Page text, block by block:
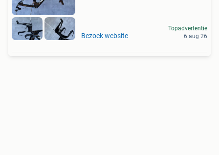
Bezoek website
Topadvertentie
6 aug 26